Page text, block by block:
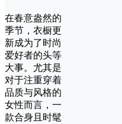
在春意盎然的
季节，衣橱更
新成为了时尚
爱好者的头等
大事。尤其是
对于注重穿着
品质与风格的
女性而言，一
款合身且时髦